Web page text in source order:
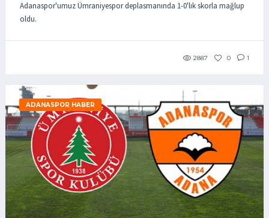
Adanaspor'umuz Ümraniyespor deplasmanında 1-0'lık skorla mağlup
oldu.
2887 0 1
ADANASPOR HABER